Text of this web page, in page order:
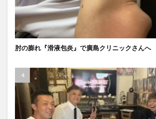
肘の膨れ『滑液包炎』で廣島クリニックさんへ